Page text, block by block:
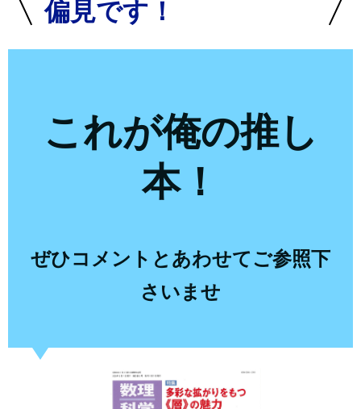
偏見です！
これが俺の推し
本！
ぜひコメントとあわせてご参照下
さいませ